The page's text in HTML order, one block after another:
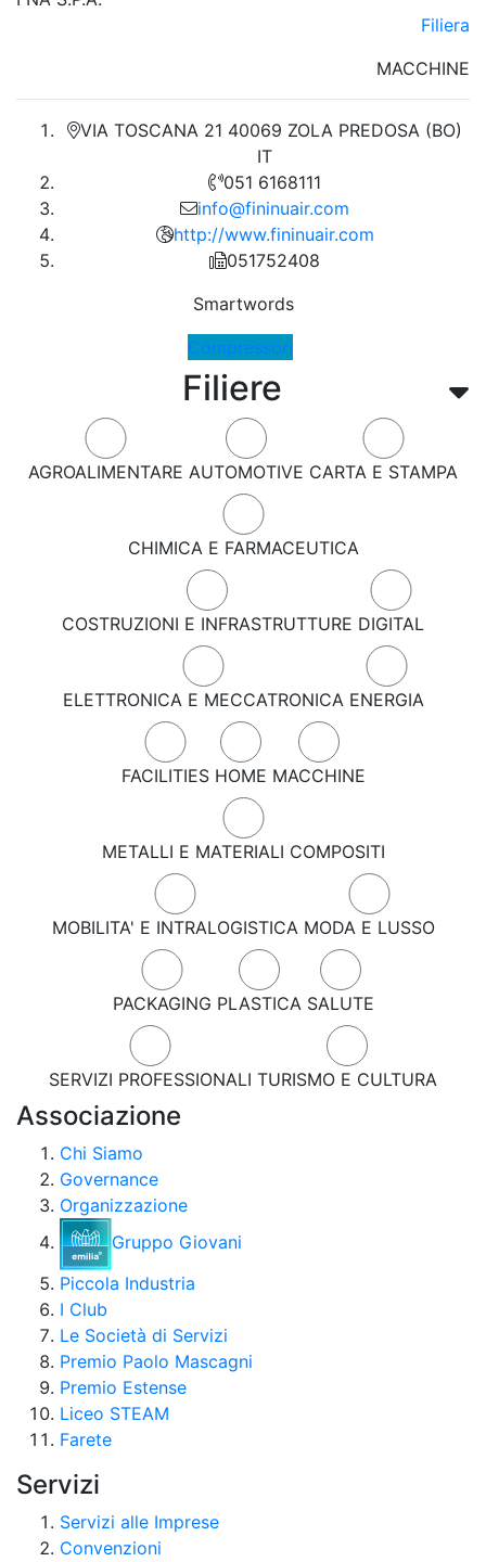
Filiere
AGROALIMENTARE AUTOMOTIVE CARTA E STAMPA
CHIMICA E FARMACEUTICA
COSTRUZIONI E INFRASTRUTTURE DIGITAL
ELETTRONICA E MECCATRONICA ENERGIA
FACILITIES HOME MACCHINE
METALLI E MATERIALI COMPOSITI
MOBILITA' E INTRALOGISTICA MODA E LUSSO
PACKAGING PLASTICA SALUTE
SERVIZI PROFESSIONALI TURISMO E CULTURA
Filiera
MACCHINE
VIA TOSCANA 21 40069 ZOLA PREDOSA (BO)
IT
051 6168111
info@fininuair.com
http://www.fininuair.com
051752408
Smartwords
Compressori
Associazione
Chi Siamo
Governance
Organizzazione
Gruppo Giovani
Piccola Industria
I Club
Le Società di Servizi
Premio Paolo Mascagni
Premio Estense
Liceo STEAM
Farete
Servizi
Servizi alle Imprese
Convenzioni